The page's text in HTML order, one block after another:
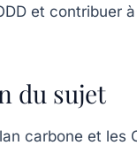
et contribuer
du sujet
carbone et les